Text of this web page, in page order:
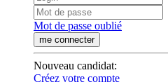
Mot de passe oublié
me connecter
Nouveau candidat:
Créez votre compte